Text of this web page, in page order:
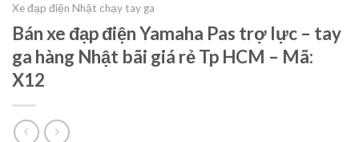
Xe đạp điện Nhật chạy tay ga
Bán xe đạp điện Yamaha Pas trợ lực – tay
ga hàng Nhật bãi giá rẻ Tp HCM – Mã:
X12